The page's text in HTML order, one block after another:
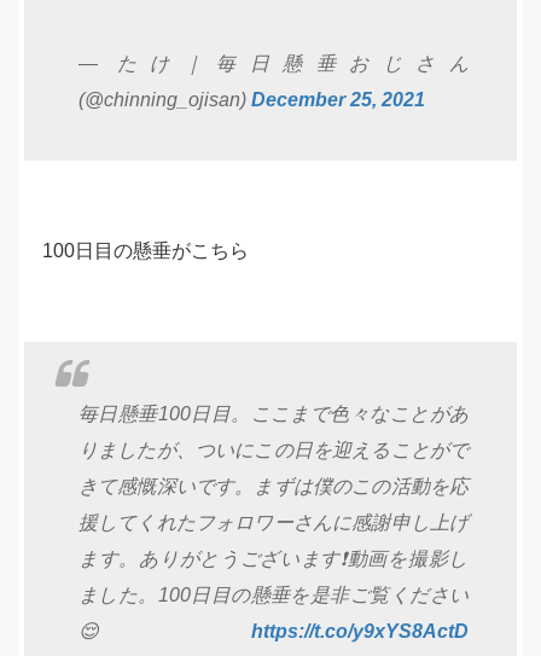
— たけ｜毎日懸垂おじさん
(@chinning_ojisan) December 25, 2021
100日目の懸垂がこちら
毎日懸垂100日目。ここまで色々なことがあ
りましたが、ついにこの日を迎えることがで
きて感慨深いです。まずは僕のこの活動を応
援してくれたフォロワーさんに感謝申し上げ
ます。ありがとうございます❗️動画を撮影し
ました。100日目の懸垂を是非ご覧ください
😌 https://t.co/y9xYS8ActD